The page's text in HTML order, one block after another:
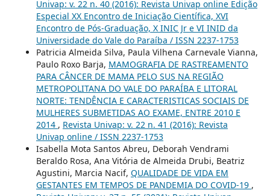
Univap: v. 22 n. 40 (2016): Revista Univap online Edição
Especial XX Encontro de Iniciação Científica, XVI
Encontro de Pós-Graduação, X INIC Jr e VI INID da
Universidade do Vale do Paraíba / ISSN 2237-1753
Patricia Almeida Silva, Paula Vilhena Carnevale Vianna,
Paulo Roxo Barja, MAMOGRAFIA DE RASTREAMENTO
PARA CÂNCER DE MAMA PELO SUS NA REGIÃO
METROPOLITANA DO VALE DO PARAÍBA E LITORAL
NORTE: TENDÊNCIA E CARACTERISTICAS SOCIAIS DE
MULHERES SUBMETIDAS AO EXAME, ENTRE 2010 E
2014 , Revista Univap: v. 22 n. 41 (2016): Revista
Univap online / ISSN 2237-1753
Isabella Mota Santos Abreu, Deborah Vendrami
Beraldo Rosa, Ana Vitória de Almeida Drubi, Beatriz
Agustini, Marcia Nacif, QUALIDADE DE VIDA EM
GESTANTES EM TEMPOS DE PANDEMIA DO COVID-19 ,